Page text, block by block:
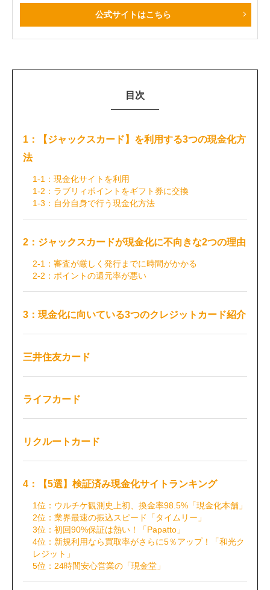
公式サイトはこちら
目次
1：【ジャックスカード】を利用する3つの現金化方
法
1-1：現金化サイトを利用
1-2：ラブリィポイントをギフト券に交換
1-3：自分自身で行う現金化方法
2：ジャックスカードが現金化に不向きな2つの理由
2-1：審査が厳しく発行までに時間がかかる
2-2：ポイントの還元率が悪い
3：現金化に向いている3つのクレジットカード紹介
三井住友カード
ライフカード
リクルートカード
4：【5選】検証済み現金化サイトランキング
1位：ウルチケ観測史上初、換金率98.5%「現金化本舗」
2位：業界最速の振込スピード「タイムリー」
3位：初回90%保証は熱い！「Papatto」
4位：新規利用なら買取率がさらに5％アップ！「和光ク
レジット」
5位：24時間安心営業の「現金堂」